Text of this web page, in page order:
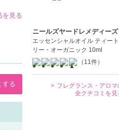
を見る
する
ニールズヤードレメディーズ
エッセンシャルオイル ティート
リー・オーガニック 10ml
（11件）
フレグランス・アロマ
全クチコミを見